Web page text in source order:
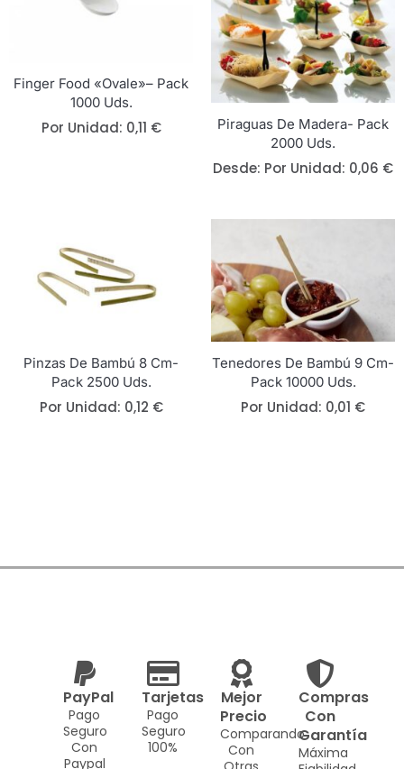
Finger Food «Ovale»– Pack
1000 Uds.
Por Unidad: 0,11 €
Piraguas De Madera- Pack
2000 Uds.
Desde: Por Unidad: 0,06 €
Pinzas De Bambú 8 Cm-
Pack 2500 Uds.
Por Unidad: 0,12 €
Tenedores De Bambú 9 Cm-
Pack 10000 Uds.
Por Unidad: 0,01 €
PayPal
Pago
Seguro
Con
Paypal
Tarjetas
Pago
Seguro
100%
Mejor
Precio
Comparando
Con
Compras
Con
Garantía
Máxima